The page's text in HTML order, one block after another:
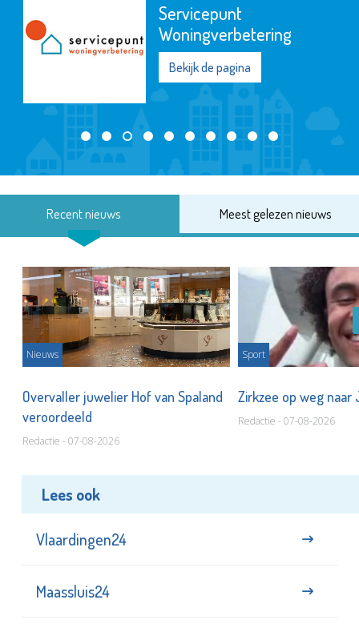
Servicepunt
Woningverbetering
Bekijk de pagina
Recent nieuws Meest gelezen nieuws
Nieuws
Overvaller juwelier Hof van Spaland
veroordeeld
Redactie - 07-08-2026
Sport
Zirkzee op weg
Redactie - 07-08-2026
Lees ook
Vlaardingen24
Maassluis24